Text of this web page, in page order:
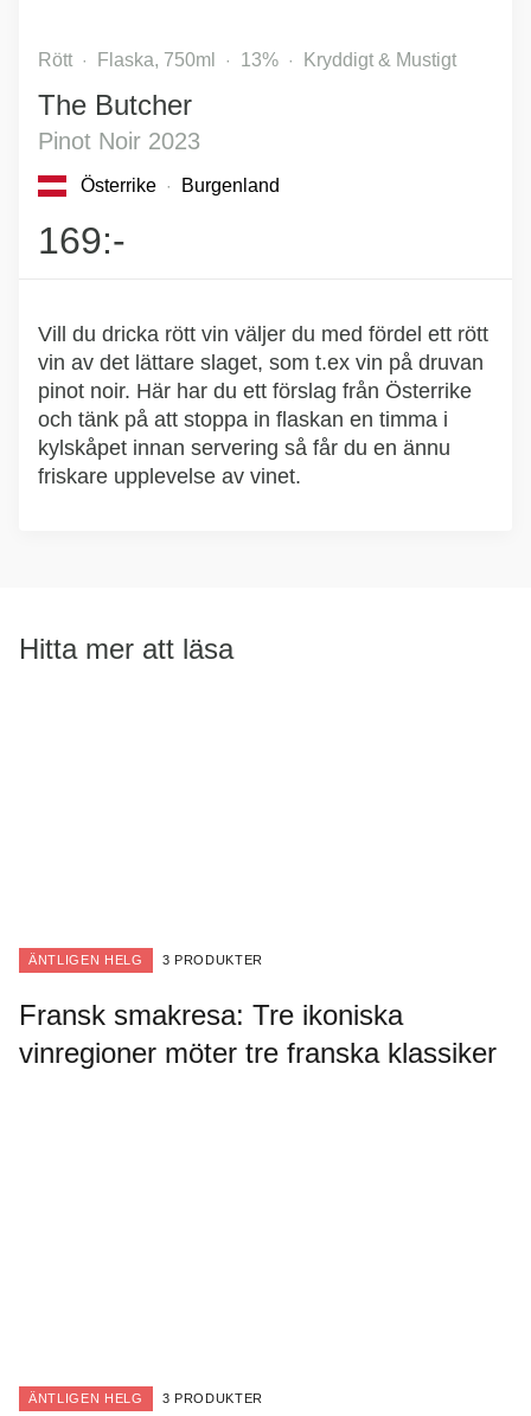
Rött Flaska, 750ml 13% Kryddigt & Mustigt
The Butcher
Pinot Noir 2023
Österrike Burgenland
169:-
Vill du dricka rött vin väljer du med fördel ett rött
vin av det lättare slaget, som t.ex vin på druvan
pinot noir. Här har du ett förslag från Österrike
och tänk på att stoppa in flaskan en timma i
kylskåpet innan servering så får du en ännu
friskare upplevelse av vinet.
Hitta mer att läsa
ÄNTLIGEN HELG 3 PRODUKTER
Fransk smakresa: Tre ikoniska
vinregioner möter tre franska klassiker
ÄNTLIGEN HELG 3 PRODUKTER